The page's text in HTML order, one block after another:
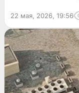
22 мая, 2026, 19:56